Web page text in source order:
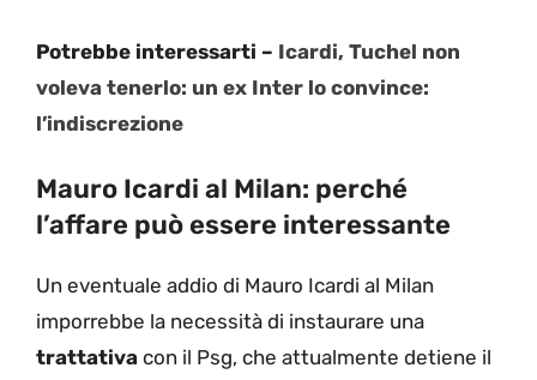
Potrebbe interessarti – Icardi, Tuchel non
voleva tenerlo: un ex Inter lo convince:
l’indiscrezione
Mauro Icardi al Milan: perché
l’affare può essere interessante
Un eventuale addio di Mauro Icardi al Milan
imporrebbe la necessità di instaurare una
trattativa con il Psg, che attualmente detiene il